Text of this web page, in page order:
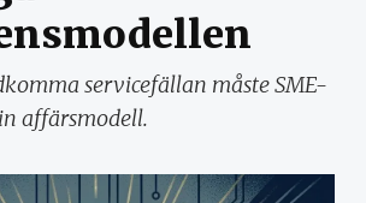
servicefällan måste SME-
affärsmodell.